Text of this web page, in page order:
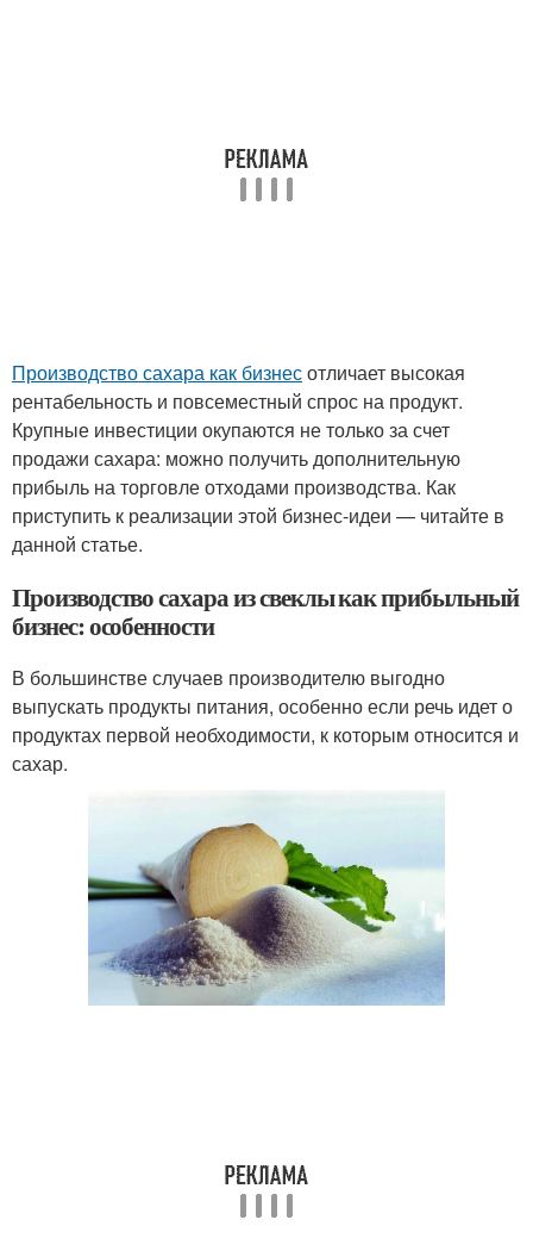
Производство сахара как бизнесотличает высокая
рентабельность и повсеместный спрос на продукт.
Крупные инвестиции окупаются не только за счет
продажи сахара: можно получить дополнительную
прибыль на торговле отходами производства. Как
приступить к реализации этой бизнес-идеи — читайте в
данной статье.
Производство сахара из свеклы как прибыльный
бизнес: особенности
В большинстве случаев производителю выгодно
выпускать продукты питания, особенно если речь идет о
продуктах первой необходимости, к которым относится и
сахар.